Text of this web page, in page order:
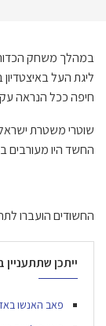
במהלך משחק
ליגת העל
חיפה ככל הנראה עקב
החשד היו מעורבים
החשודים הועברו
ייתכן שתתעניין
פאב האנשו